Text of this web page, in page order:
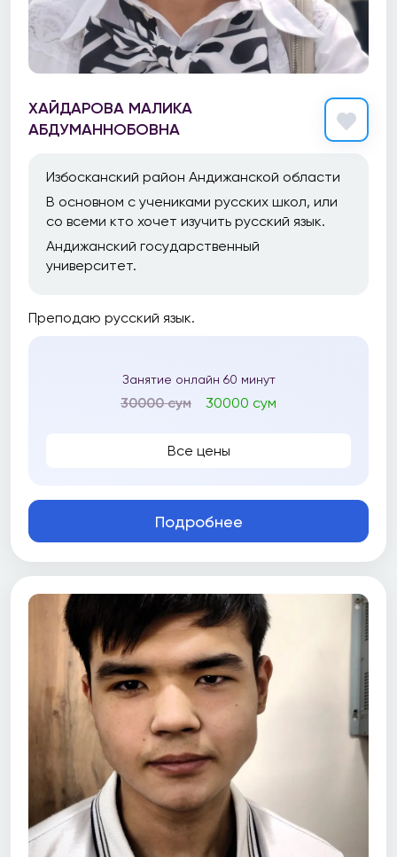
ХАЙДАРОВА МАЛИКА
АБДУМАННОБОВНА
Избосканский район Андижанской области
В основном с учениками русских школ, или
со всеми кто хочет изучить русский язык.
Андижанский государственный
университет.
Преподаю русский язык.
Занятие онлайн 60 минут
30000 сум 30000 сум
Все цены
Подробнее